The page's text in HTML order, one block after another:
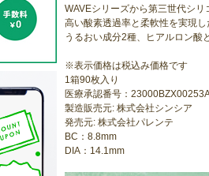
WAVEシリーズから第三世代シリ
高い酸素透過率と柔軟性を実現
うるおい成分2種、ヒアルロン酸
※表示価格は税込み価格です
1箱90枚入り
医療承認番号：
製造販売元: 株式会社シンシア
発売元: 株式会社パレンテ
BC：8.8mm
DIA：14.1mm